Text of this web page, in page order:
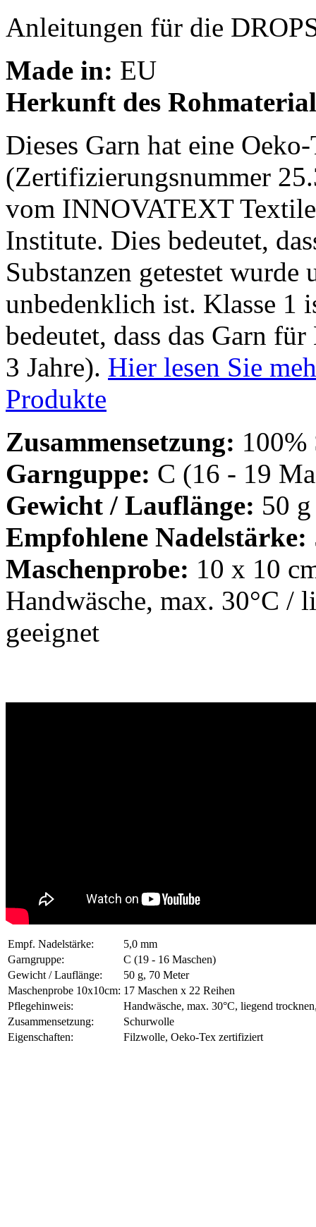
Anleitungen für die
Made in: EU
Herkunft des
Dieses Garn hat eine
(Zertifizierungsnummer
vom INNOVATEXT
Institute. Dies bedeutet,
Substanzen getestet
unbedenklich ist. Klasse 1
bedeutet, dass das Garn
3 Jahre). Hier lesen Sie
Produkte
Zusammensetzung: 100%
Garnguppe: C (16 - 19
Gewicht / Lauflänge: 50
Empfohlene Nadelstärke:
Maschenprobe: 10 x 10
Handwäsche, max. 30°C /
geeignet
Empf. Nadelstärke:
5,0 mm
Garngruppe:
C (19 - 16 Maschen)
Gewicht / Lauflänge:
50 g, 70 Meter
Maschenprobe 10x10cm: 17 Maschen x 22 Reihen
Pflegehinweis:
Handwäsche, max. 30°C, liegend
Zusammensetzung:
Schurwolle
Eigenschaften:
Filzwolle, Oeko-Tex zertifiziert